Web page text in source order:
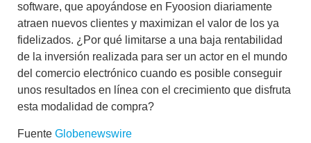
software, que apoyándose en Fyoosion diariamente
atraen nuevos clientes y maximizan el valor de los ya
fidelizados. ¿Por qué limitarse a una baja rentabilidad
de la inversión realizada para ser un actor en el mundo
del comercio electrónico cuando es posible conseguir
unos resultados en línea con el crecimiento que disfruta
esta modalidad de compra?
Fuente Globenewswire